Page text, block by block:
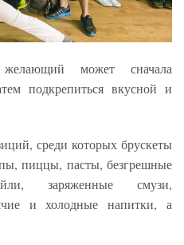
может сначала
подкрепиться вкусной и
среди которых брускеты
пиццы, пасты, безгрешные
заряженные смузи,
и холодные напитки, а